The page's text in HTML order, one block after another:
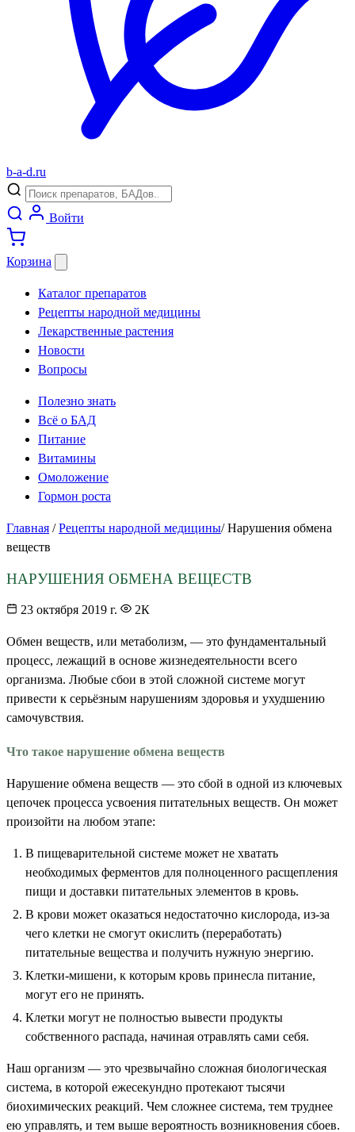
b-a-d.ru
Войти
Корзина
Каталог препаратов
Рецепты народной медицины
Лекарственные растения
Новости
Вопросы
Полезно знать
Всё о БАД
Питание
Витамины
Омоложение
Гормон роста
Главная / Рецепты народной медицины/ Нарушения обмена
веществ
НАРУШЕНИЯ ОБМЕНА ВЕЩЕСТВ
23 октября 2019 г. 2К
Обмен веществ, или метаболизм, — это фундаментальный
процесс, лежащий в основе жизнедеятельности всего
организма. Любые сбои в этой сложной системе могут
привести к серьёзным нарушениям здоровья и ухудшению
самочувствия.
Что такое нарушение обмена веществ
Нарушение обмена веществ — это сбой в одной из ключевых
цепочек процесса усвоения питательных веществ. Он может
произойти на любом этапе:
В пищеварительной системе может не хватать
необходимых ферментов для полноценного расщепления
пищи и доставки питательных элементов в кровь.
В крови может оказаться недостаточно кислорода, из-за
чего клетки не смогут окислить (переработать)
питательные вещества и получить нужную энергию.
Клетки-мишени, к которым кровь принесла питание,
могут его не принять.
Клетки могут не полностью вывести продукты
собственного распада, начиная отравлять сами себя.
Наш организм — это чрезвычайно сложная биологическая
система, в которой ежесекундно протекают тысячи
биохимических реакций. Чем сложнее система, тем труднее
ею управлять, и тем выше вероятность возникновения сбоев.